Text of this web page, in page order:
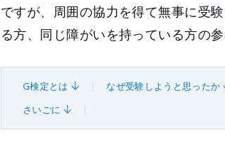
ですが、周囲の協力を得て無事に受
る方、同じ障がいを持っている方の
G検定とは なぜ受験しようと思ったか
さいごに